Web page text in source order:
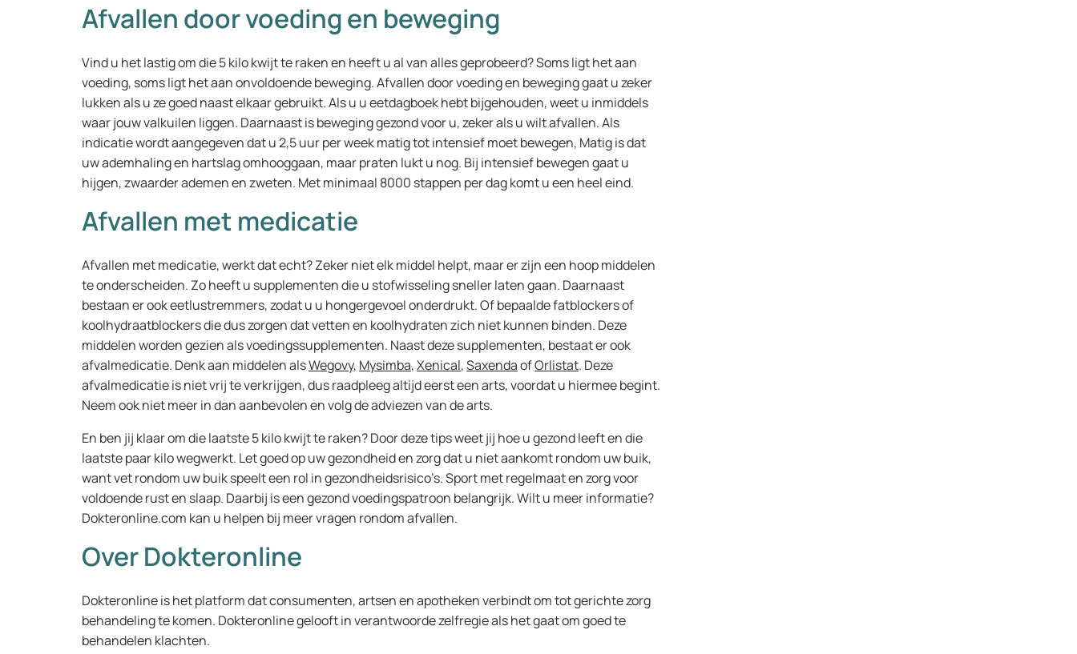
Afvallen door voeding en beweging
Vind u het lastig om die 5 kilo kwijt te raken en heeft u al van alles geprobeerd? Soms ligt het aan
voeding, soms ligt het aan onvoldoende beweging. Afvallen door voeding en beweging gaat u zeker
lukken als u ze goed naast elkaar gebruikt. Als u u eetdagboek hebt bijgehouden, weet u inmiddels
waar jouw valkuilen liggen. Daarnaast is beweging gezond voor u, zeker als u wilt afvallen. Als
indicatie wordt aangegeven dat u 2,5 uur per week matig tot intensief moet bewegen, Matig is dat
uw ademhaling en hartslag omhooggaan, maar praten lukt u nog. Bij intensief bewegen gaat u
hijgen, zwaarder ademen en zweten. Met minimaal 8000 stappen per dag komt u een heel eind.
Afvallen met medicatie
Afvallen met medicatie, werkt dat echt? Zeker niet elk middel helpt, maar er zijn een hoop middelen
te onderscheiden. Zo heeft u supplementen die u stofwisseling sneller laten gaan. Daarnaast
bestaan er ook eetlustremmers, zodat u u hongergevoel onderdrukt. Of bepaalde fatblockers of
koolhydraatblockers die dus zorgen dat vetten en koolhydraten zich niet kunnen binden. Deze
middelen worden gezien als voedingssupplementen. Naast deze supplementen, bestaat er ook
afvalmedicatie. Denk aan middelen alsWegovy, Mysimba,Xenical,SaxendaofOrlistat. Deze
afvalmedicatie is niet vrij te verkrijgen, dus raadpleeg altijd eerst een arts, voordat u hiermee begint.
Neem ook niet meer in dan aanbevolen en volg de adviezen van de arts.
En ben jij klaar om die laatste 5 kilo kwijt te raken? Door deze tips weet jij hoe u gezond leeft en die
laatste paar kilo wegwerkt. Let goed op uw gezondheid en zorg dat u niet aankomt rondom uw buik,
want vet rondom uw buik speelt een rol in gezondheidsrisico’s. Sport met regelmaat en zorg voor
voldoende rust en slaap. Daarbij is een gezond voedingspatroon belangrijk. Wilt u meer informatie?
Dokteronline.com kan u helpen bij meer vragen rondom afvallen.
Over Dokteronline
Dokteronline is het platform dat consumenten, artsen en apotheken verbindt om tot gerichte zorg
behandeling te komen. Dokteronline gelooft in verantwoorde zelfregie als het gaat om goed te
behandelen klachten.